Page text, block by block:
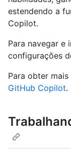
estendendo a
Copilot.
Para navegar e
configurações
Para obter
GitHub Copilot.